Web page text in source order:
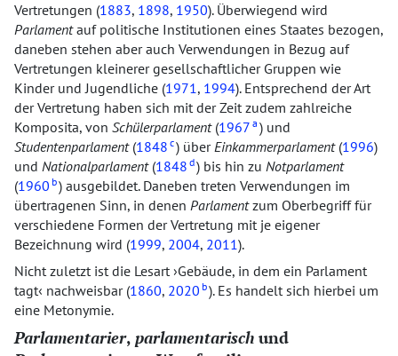
Vertretungen (1883, 1898, 1950). Überwiegend wird
Parlamentauf politische Institutionen eines Staates bezogen,
daneben stehen aber auch Verwendungen in Bezug auf
Vertretungen kleinerer gesellschaftlicher Gruppen wie
Kinder und Jugendliche (1971, 1994). Entsprechend der Art
der Vertretung haben sich mit der Zeit zudem zahlreiche
Komposita, von Schülerparlament(1967 a ) und
Studentenparlament(1848 c) überEinkammerparlament(1996)
und Nationalparlament(1848 d) bis hin zu Notparlament
(1960 b) ausgebildet. Daneben treten Verwendungen im
übertragenen Sinn, in denen Parlamentzum Oberbegriff für
verschiedene Formen der Vertretung mit je eigener
Bezeichnung wird (1999, 2004, 2011).
Nicht zuletzt ist die Lesart Gebäude, in dem ein Parlament
tagt nachweisbar (1860, 2020 b). Es handelt sich hierbei um
eine Metonymie.
Parlamentarier, parlamentarisch und